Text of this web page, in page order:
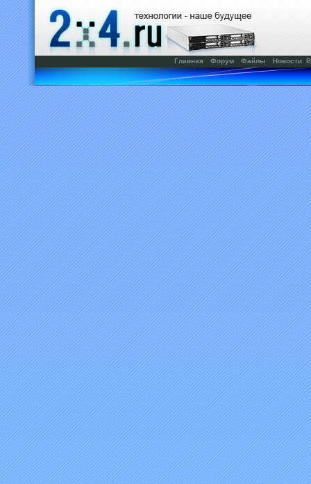
Главная Форум Файлы Новости